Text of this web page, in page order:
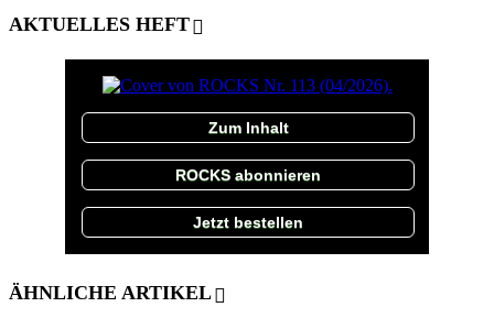
AKTUELLES HEFT
Zum Inhalt
ROCKS abonnieren
Jetzt bestellen
ÄHNLICHE ARTIKEL